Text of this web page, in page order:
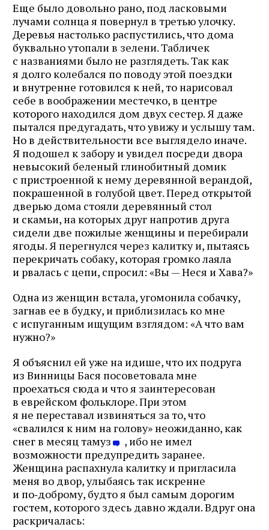
Еще было довольно рано, под ласковыми
лучами солнца я повернул в третью улочку.
Деревья настолько распустились, что дома
буквально утопали в зелени. Табличек
с названиями было не разглядеть. Так как
я долго колебался по поводу этой поездки
и внутренне готовился к ней, то нарисовал
себе в воображении местечко, в центре
которого находился дом двух сестер. Я даже
пытался предугадать, что увижу и услышу там.
Но в действительности все выглядело иначе.
Я подошел к забору и увидел посреди двора
невысокий беленый глинобитный домик
с пристроенной к нему деревянной верандой,
покрашенной в голубой цвет. Перед открытой
дверью дома стояли деревянный стол
и скамьи, на которых друг напротив друга
сидели две пожилые женщины и перебирали
ягоды. Я перегнулся через калитку и, пытаясь
перекричать собаку, которая громко лаяла
и рвалась с цепи, спросил: «Вы — Неся и Хава?»
Одна из женщин встала, угомонила собачку,
загнав ее в будку, и приблизилась ко мне
с испуганным ищущим взглядом: «А что вам
нужно?»
Я объяснил ей уже на идише, что их подруга
из Винницы Бася посоветовала мне
проехаться сюда и что я заинтересован
в еврейском фольклоре. При этом
я не переставал извиняться за то, что
«свалился к ним на голову» неожиданно, как
снег в месяц тамуз
, ибо не имел
возможности предупредить заранее.
Женщина распахнула калитку и пригласила
меня во двор, улыбаясь так искренне
и по‑доброму, будто я был самым дорогим
гостем, которого здесь давно ждали. Вдруг она
раскричалась: